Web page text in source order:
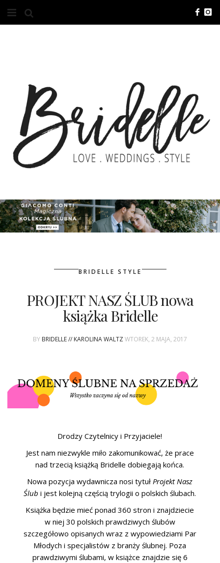
O NAS
KONTAKT
REKLAMA
ADVERTISING
ZGŁOSZENIA
KONKURSY
WASZE ŚLUBY
{HOT SEXY BEST}
MAGAZYNY
ARCHIWUM
BRIDELLE STYLE
PROJEKT NASZ ŚLUB nowa
książka Bridelle
BY BRIDELLE // KAROLINA WALTZWTOREK, 2 MAJA, 2017
Drodzy Czytelnicy i Przyjaciele!
Jest nam niezwykle miło zakomunikować, że prace
nad trzecią książką Bridelle dobiegają końca.
Nowa pozycja wydawnicza nosi tytuł Projekt Nasz
Ślub i jest kolejną częścią trylogii o polskich ślubach.
Książka będzie mieć ponad 360 stron i znajdziecie
w niej 30 polskich prawdziwych ślubów
szczegółowo opisanych wraz z wypowiedziami Par
Młodych i specjalistów z branży ślubnej. Poza
prawdziwymi ślubami, w książce znajdzie się 6